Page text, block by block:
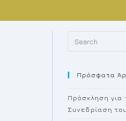
Πρόσφατα
Πρόσκληση για
Συνεδρίαση